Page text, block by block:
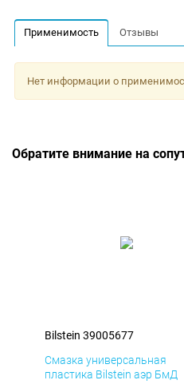
Применимость Отзывы
Нет информации о
Обратите внимание на
Bilstein 39005677
Смазка универсальная
пластика Bilstein аэр БмД